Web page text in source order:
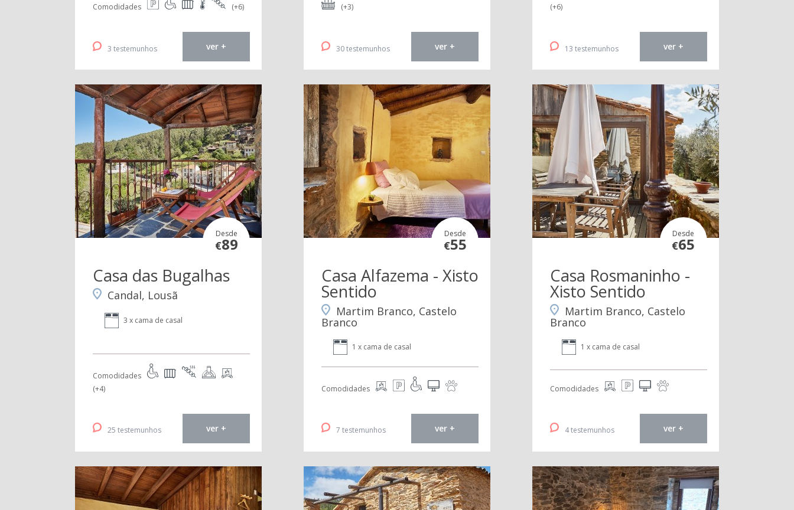
Comodidades (+6)
3 testemunhos ver +
(+3)
30 testemunhos ver +
(+6)
13 testemunhos ver +
Desde
€89
Casa das Bugalhas
Candal, Lousã
3 x cama de casal
Comodidades
(+4)
25 testemunhos ver +
Desde
€55
Casa Alfazema - Xisto
Sentido
Martim Branco, Castelo
Branco
1 x cama de casal
Comodidades
7 testemunhos ver +
Desde
€65
Casa Rosmaninho -
Xisto Sentido
Martim Branco, Castelo
Branco
1 x cama de casal
Comodidades
4 testemunhos ver +